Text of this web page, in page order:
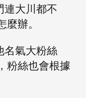
連大川都不
辦。
名氣大粉絲
粉絲也會根據